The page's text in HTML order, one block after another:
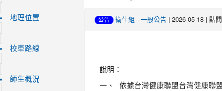
地理位置
校車路線
師生概況
公告 衛生組 - 一般公告 | 2026-05-18 | 點
說明：
一、
依據台灣健康聯盟台灣健康聯